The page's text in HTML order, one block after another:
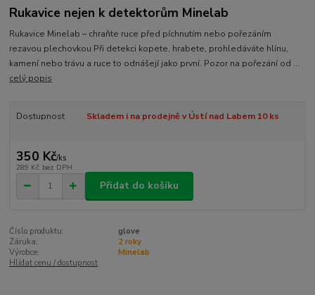
Rukavice nejen k detektorům Minelab
Rukavice Minelab – chraňte ruce před píchnutím nebo pořezáním
rezavou plechovkou Při detekci kopete, hrabete, prohledáváte hlínu,
kamení nebo trávu a ruce to odnášejí jako první. Pozor na pořezání od ...
celý popis
Dostupnost Skladem i na prodejně v Ústí nad Labem 10 ks
350 Kč/ks
289 Kč bez DPH
Přidat do košíku
Číslo produktu:
glove
Záruka:
2 roky
Výrobce:
Minelab
Hlídat cenu / dostupnost